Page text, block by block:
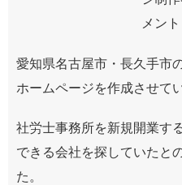
愛知県名古屋市・長久手市
ホームページを作成させて
社労士事務所を新規開業す
できる会社を探していたと
た。